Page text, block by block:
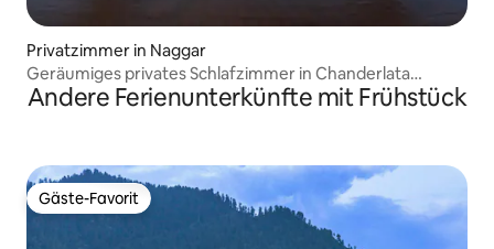
Privatzimmer in Naggar
Geräumiges privates Schlafzimmer in Chanderlata
Cottages
Andere Ferienunterkünfte mit Frühstück
Gäste-Favorit
Gäste-Favorit